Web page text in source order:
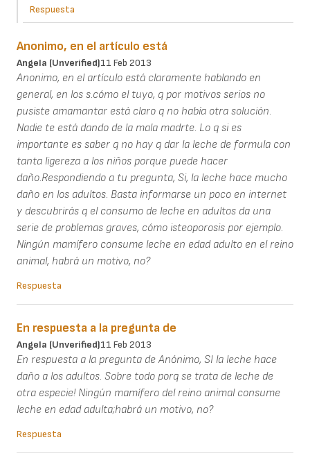
Respuesta
Anonimo, en el artículo está
Angela (unverified)11 Feb 2013
Anonimo, en el artículo está claramente hablando en
general, en los s.cómo el tuyo, q por motivos serios no
pusiste amamantar está claro q no había otra solución.
Nadie te está dando de la mala madrte. Lo q si es
importante es saber q no hay q dar la leche de formula con
tanta ligereza a los niños porque puede hacer
daño.Respondiendo a tu pregunta, Si, la leche hace mucho
daño en los adultos. Basta informarse un poco en internet
y descubrirás q el consumo de leche en adultos da una
serie de problemas graves, cómo isteoporosis por ejemplo.
Ningún mamífero consume leche en edad adulto en el reino
animal, habrá un motivo, no?
Respuesta
En respuesta a la pregunta de
Angela (unverified)11 Feb 2013
En respuesta a la pregunta de Anónimo, SI la leche hace
daño a los adultos. Sobre todo porq se trata de leche de
otra especie! Ningún mamífero del reino animal consume
leche en edad adulta;habrá un motivo, no?
Respuesta